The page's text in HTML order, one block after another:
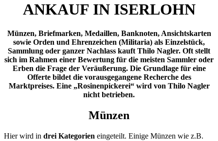
ANKAUF IN ISERLOHN
Münzen, Briefmarken, Medaillen, Banknoten, Ansichtskarten
sowie Orden und Ehrenzeichen (Militaria) als Einzelstück,
Sammlung oder ganzer Nachlass kauft Thilo Nagler. Oft stellt
sich im Rahmen einer Bewertung für die meisten Sammler oder
Erben die Frage der Veräußerung. Die Grundlage für eine
Offerte bildet die vorausgegangene Recherche des
Marktpreises. Eine „Rosinenpickerei“ wird von Thilo Nagler
nicht betrieben.
Münzen
Hier wird in drei Kategorien eingeteilt. Einige Münzen wie z.B.